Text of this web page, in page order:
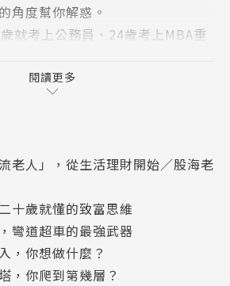
角度幫你解惑。
就考上公務員、24歲考上MBA重
臺幣130萬元，看似風光，
一年超過11個月都在出差，
均工作12小時，賺得越多人生越
婆最後一面，讓她開始懷疑自己、
財務自由」這個詞，
活到底哪裡出了問題。
閱讀更多
人」，從生活理財開始／股海老
歲就懂的致富思維
彎道超車的最強武器
，你想做什麼？
，你爬到第幾層？